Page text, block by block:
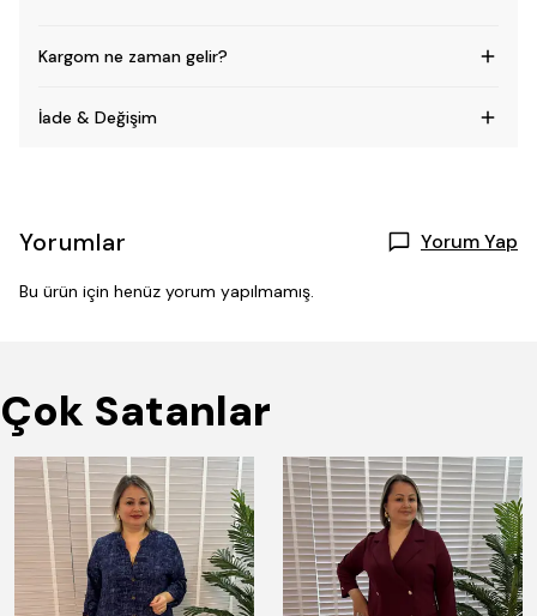
Kargom ne zaman gelir?
İade & Değişim
Yorumlar Yorum Yap
Bu ürün için henüz yorum yapılmamış.
Çok Satanlar